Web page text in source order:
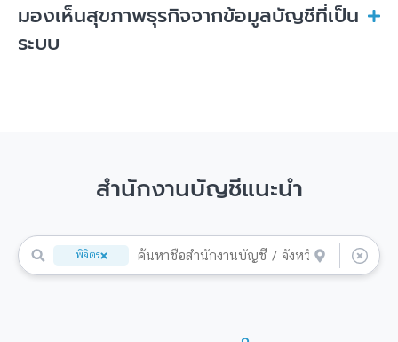
มองเห็นสุขภาพธุรกิจจากข้อมูลบัญชีที่เป็น
ระบบ
สำนักงานบัญชีแนะนำ
พิจิตร